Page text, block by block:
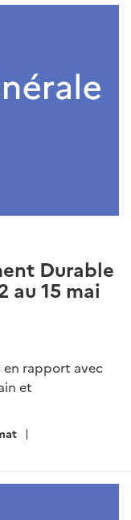
Durable
au 15 mai
en rapport avec
et